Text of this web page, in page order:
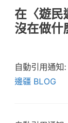
在〈遊民
沒在做什
自動引用通知:
邊疆 BLOG